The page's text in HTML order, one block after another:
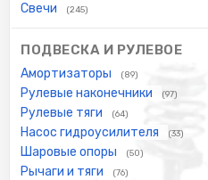
Свечи (245)
ПОДВЕСКА И РУЛЕВОЕ
Амортизаторы (89)
Рулевые наконечники (97)
Рулевые тяги (64)
Насос гидроусилителя (33)
Шаровые опоры (50)
Рычаги и тяги (76)